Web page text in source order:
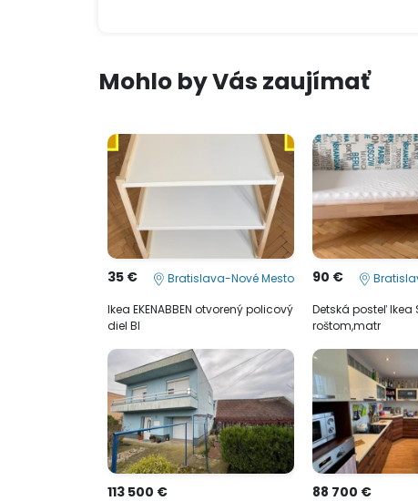
Mohlo by Vás zaujímať
35 € Bratislava-Nové Mesto
Ikea EKENABBEN otvorený policový
diel BI
90 €
Detská posteľ Ikea
roštom,matr
113 500 € 88 700 €